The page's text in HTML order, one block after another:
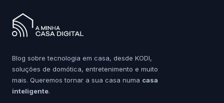
Blog sobre tecnologia em casa, desde KODI,
soluções de domótica, entretenimento e muito
mais. Queremos tornar a sua casa numa casa
inteligente.